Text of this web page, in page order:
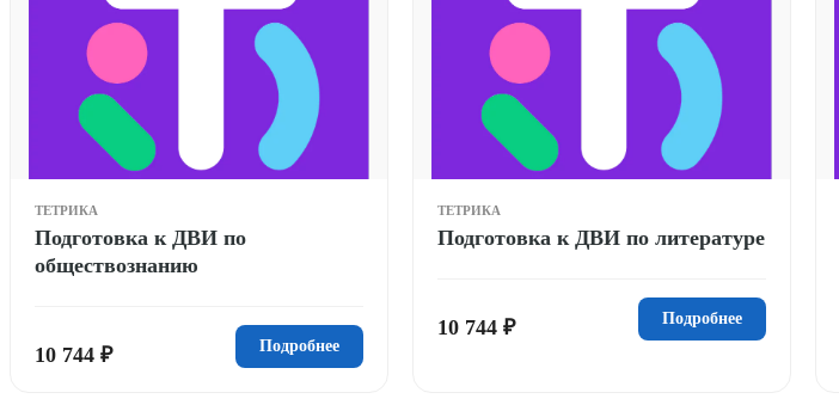
ТЕТРИКА
Подготовка к ДВИ по
обществознанию
10 744 ₽ Подробнее
ТЕТРИКА
Подготовка к ДВИ по литературе
10 744 ₽ Подробнее